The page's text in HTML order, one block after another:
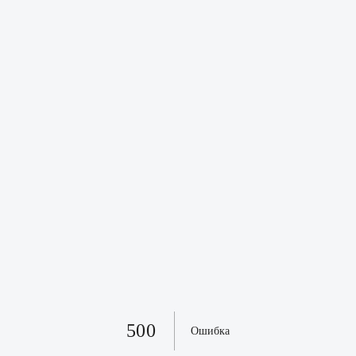
500 Ошибка